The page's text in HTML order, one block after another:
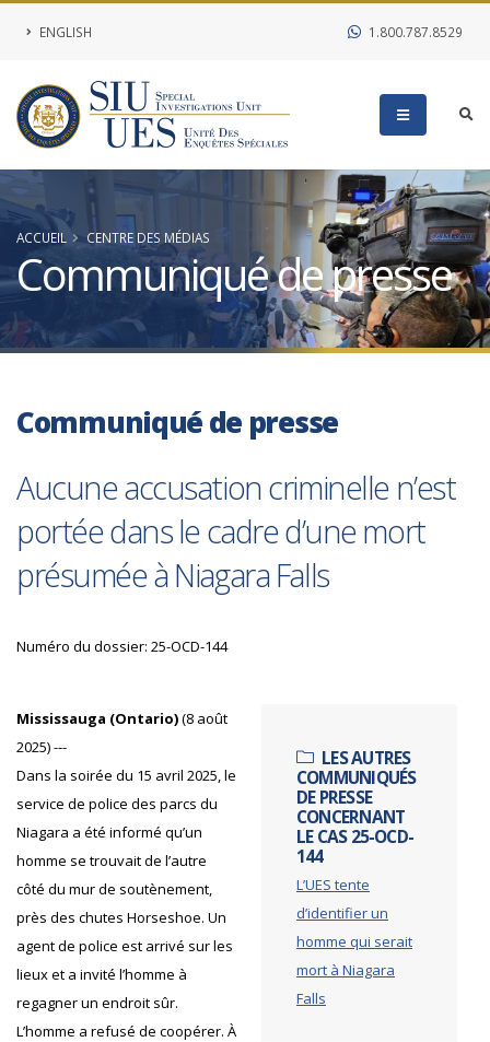
ENGLISH 1.800.787.8529
ACCUEIL CENTRE DES MÉDIAS
Communiqué de presse
Communiqué de presse
Aucune accusation criminelle n’est
portée dans le cadre d’une mort
présumée à Niagara Falls
Numéro du dossier: 25-OCD-144
LES AUTRES
COMMUNIQUÉS
DE PRESSE
CONCERNANT
LE CAS 25-OCD-
144
L’UES tente
d’identifier un
homme qui serait
mort à Niagara
Falls
Mississauga (Ontario)(8 août
2025) ---
Dans la soirée du 15 avril 2025, le
service de police des parcs du
Niagara a été informé qu’un
homme se trouvait de l’autre
côté du mur de soutènement,
près des chutes Horseshoe. Un
agent de police est arrivé sur les
lieux et a invité l’homme à
regagner un endroit sûr.
L’homme a refusé de coopérer. À